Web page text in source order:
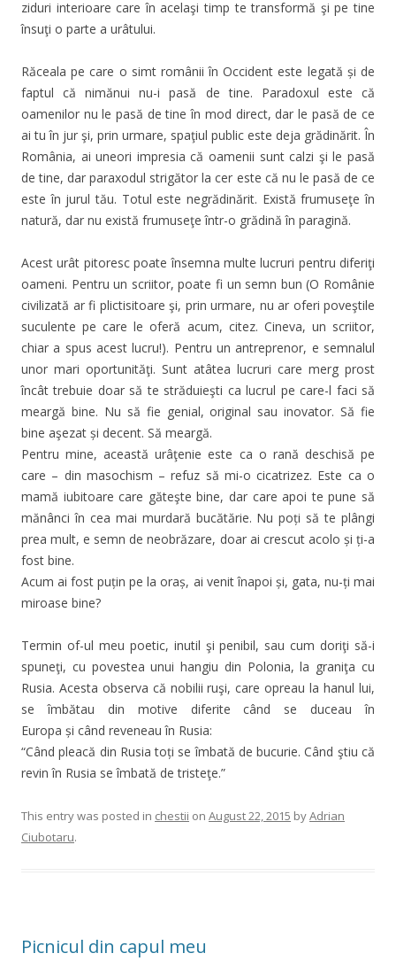
ziduri interioare care în acelaşi timp te transformă şi pe tine
însuţi o parte a urâtului.
Răceala pe care o simt românii în Occident este legată și de
faptul că nimănui nu-i pasă de tine. Paradoxul este că
oamenilor nu le pasă de tine în mod direct, dar le pasă de ce
ai tu în jur şi, prin urmare, spaţiul public este deja grădinărit. În
România, ai uneori impresia că oamenii sunt calzi şi le pasă
de tine, dar paraxodul strigător la cer este că nu le pasă de ce
este în jurul tău. Totul este negrădinărit. Există frumuseţe în
natură, dar nu există frumuseţe într-o grădină în paragină.
Acest urât pitoresc poate însemna multe lucruri pentru diferiţi
oameni. Pentru un scriitor, poate fi un semn bun (O Românie
civilizată ar fi plictisitoare şi, prin urmare, nu ar oferi poveştile
suculente pe care le oferă acum, citez. Cineva, un scriitor,
chiar a spus acest lucru!). Pentru un antreprenor, e semnalul
unor mari oportunităţi. Sunt atâtea lucruri care merg prost
încât trebuie doar să te străduieşti ca lucrul pe care-l faci să
meargă bine. Nu să fie genial, original sau inovator. Să fie
bine aşezat și decent. Să meargă.
Pentru mine, această urâţenie este ca o rană deschisă pe
care – din masochism – refuz să mi-o cicatrizez. Este ca o
mamă iubitoare care găteşte bine, dar care apoi te pune să
mănânci în cea mai murdară bucătărie. Nu poți să te plângi
prea mult, e semn de neobrăzare, doar ai crescut acolo și ți-a
fost bine.
Acum ai fost puțin pe la oraș, ai venit înapoi și, gata, nu-ți mai
miroase bine?
Termin of-ul meu poetic, inutil şi penibil, sau cum doriţi să-i
spuneţi, cu povestea unui hangiu din Polonia, la graniţa cu
Rusia. Acesta observa că nobilii ruşi, care opreau la hanul lui,
se îmbătau din motive diferite când se duceau în
Europa și când reveneau în Rusia:
“Când pleacă din Rusia toți se îmbată de bucurie. Când ştiu că
revin în Rusia se îmbată de tristeţe.”
This entry was posted in chestii on August 22, 2015 byAdrian
Ciubotaru.
Picnicul din capul meu